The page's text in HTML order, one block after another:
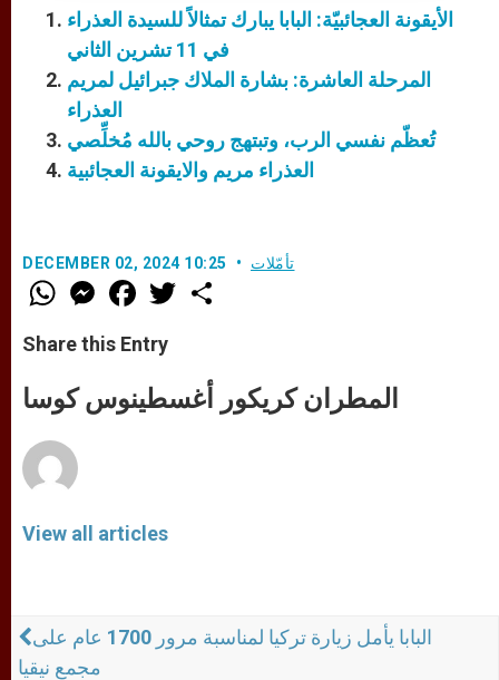
الأيقونة العجائبيّة: البابا يبارك تمثالاً للسيدة العذراء
في 11 تشرين الثاني
المرحلة العاشرة: بشارة الملاك جبرائيل لمريم
العذراء
تُعظّم نفسي الرب، وتبتهج روحي بالله مُخلِّصي
العذراء مريم والايقونة العجائبية
DECEMBER 02, 2024 10:25 تأمّلات
W
h
t
s
p
p
M
e
s
e
e
F
a
e
b
o
k
w
Share this Entry
المطران كريكور أغسطينوس كوسا
View all articles
البابا يأمل زيارة تركيا لمناسبة مرور 1700 عام على
مجمع نيقيا